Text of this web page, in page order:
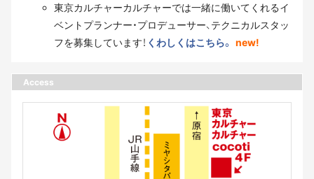
東京カルチャーカルチャーでは一緒に働いてくれるイ
ベントプランナー・プロデューサー、テクニカルスタッ
フを募集しています！ くわしくはこちら。 new!
Access